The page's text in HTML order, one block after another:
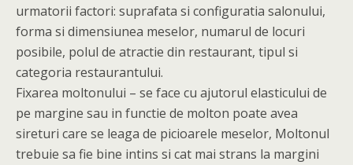
urmatorii factori: suprafata si configuratia salonului,
forma si dimensiunea meselor, numarul de locuri
posibile, polul de atractie din restaurant, tipul si
categoria restaurantului.
Fixarea moltonului – se face cu ajutorul elasticului de
pe margine sau in functie de molton poate avea
sireturi care se leaga de picioarele meselor, Moltonul
trebuie sa fie bine intins si cat mai strans la margini